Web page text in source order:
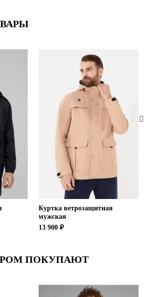
Куртка ветрозащитная
мужская
13 900 ₽
ПОКУПАЮТ